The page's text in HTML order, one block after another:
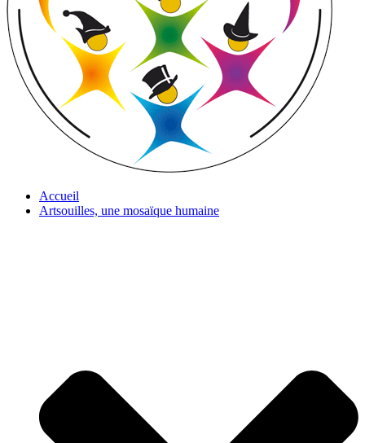
Accueil
Artsouilles, une mosaïque humaine